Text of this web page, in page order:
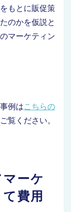
もとに販促策
のかを仮説と
マーケティン
例はこちらの
覧ください。
マーケ
費用